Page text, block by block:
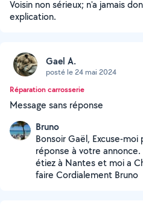
Voisin non sérieux; n'a jamais
explication.
Gael A.
posté le 24 mai 2024
Réparation carrosserie
Message sans réponse
Bruno
Bonsoir Gaël, Excuse-
réponse à votre annonce.
étiez à Nantes et moi a
faire Cordialement Bruno